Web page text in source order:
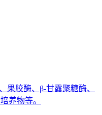
果胶酶、β-甘露聚糖酶、
养物等。